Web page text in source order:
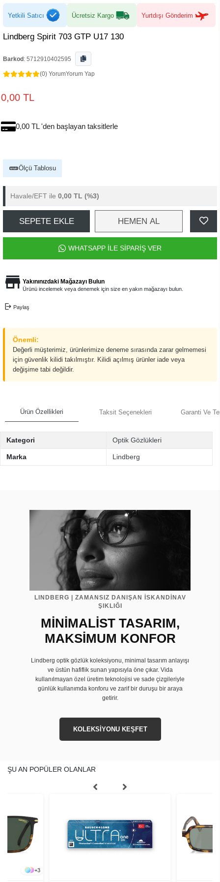
Yetkili Satıcı Ücretsiz Kargo Yurtdışı Gönderim
Lindberg Spirit 703 GTP U17 130
Barkod : 5712910402595
(0) YorumYorum Yap
0,00 TL
0,00 TL 'den başlayan taksitlerle
Ölçü Tablosu
Havale/EFT ile 0,00 TL (%3)
SEPETE EKLE HEMEN AL
WHATSAPP İLE SİPARİŞ VER
Yakınınızdaki Mağazayı Bulun
Ürünü incelemek veya denemek için size en yakın mağazayı bulun.
Paylaş
Önemli:
Değerli müşterimiz, ürünlerimize deneme sırasında zarar gelmemesi
için güvenlik kilidi takılmıştır. Kilidi açılmış ürünler iade veya
değişime tabi değildir.
Ürün Özellikleri Taksit Seçenekleri Garanti Ve
Kategori Optik Gözlükleri
Marka Lindberg
LINDBERG | ZAMANSIZ DANIŞAN İSKANDİNAV
ŞIKLIĞI
MİNİMALİST TASARIM,
MAKSİMUM KONFOR
Lindberg optik gözlük koleksiyonu, minimal tasarım anlayışı
ve üstün hafiflik sunan yapısıyla öne çıkar. Vida
kullanılmayan özel üretim teknolojisi ve sade çizgileriyle
günlük kullanımda konforu ve zarif bir duruşu bir araya
getirir.
KOLEKSİYONU KEŞFET
ŞU AN POPÜLER OLANLAR
+3